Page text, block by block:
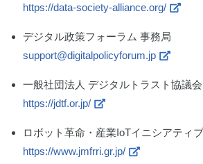
https://data-society-alliance.org/
デジタル政策フォーラム 事務局
support@digitalpolicyforum.jp
一般社団法人 デジタルトラスト協議
https://jdtf.or.jp/
ロボット革命・産業IoTイニシアティ
https://www.jmfrri.gr.jp/